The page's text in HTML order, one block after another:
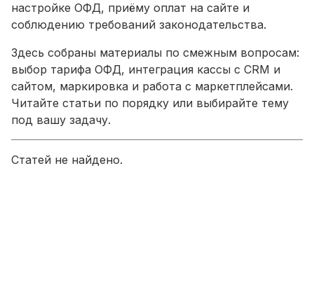
настройке ОФД, приёму оплат на сайте и
соблюдению требований законодательства.
Здесь собраны материалы по смежным вопросам:
выбор тарифа ОФД, интеграция кассы с CRM и
сайтом, маркировка и работа с маркетплейсами.
Читайте статьи по порядку или выбирайте тему
под вашу задачу.
Статей не найдено.